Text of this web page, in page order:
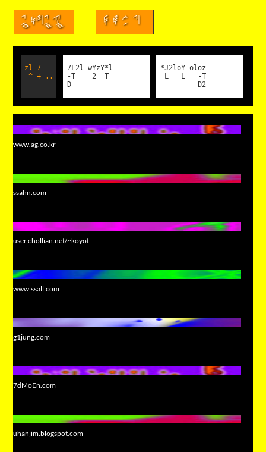
금누리글꼴 두루쓰기
zl 7
^ + ..
7L2l wYzY*l
-T 2 T
D
*J2loY oloz
L L -T
D2
www.ag.co.kr
ssahn.com
user.chollian.net/~koyot
www.ssall.com
g1jung.com
7dMoEn.com
uhanjim.blogspot.com